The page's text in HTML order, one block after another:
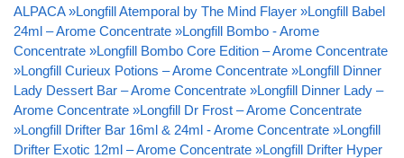
ALPACA »Longfill Atemporal by The Mind Flayer »Longfill Babel
24ml – Arome Concentrate »Longfill Bombo - Arome
Concentrate »Longfill Bombo Core Edition – Arome Concentrate
»Longfill Curieux Potions – Arome Concentrate »Longfill Dinner
Lady Dessert Bar – Arome Concentrate »Longfill Dinner Lady –
Arome Concentrate »Longfill Dr Frost – Arome Concentrate
»Longfill Drifter Bar 16ml & 24ml - Arome Concentrate »Longfill
Drifter Exotic 12ml – Arome Concentrate »Longfill Drifter Hyper